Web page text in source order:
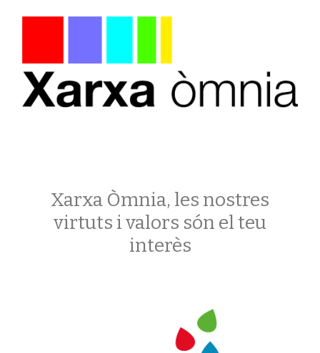
Xarxa Òmnia, les nostres
virtuts i valors són el teu
interès